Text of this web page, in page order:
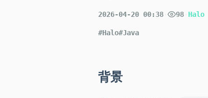
2026-04-20 00:38 98 Halo
#Halo#Java
背景